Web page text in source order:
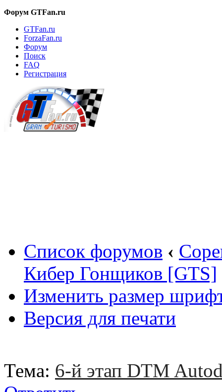
Форум GTFan.ru
GTFan.ru
ForzaFan.ru
Форум
Поиск
FAQ
Регистрация
Список форумов ‹
Кибер Гонщиков [GTS]
Изменить размер
Версия для печати
Тема: 6-й этап DTM